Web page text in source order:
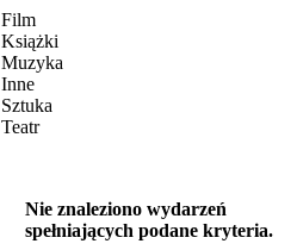
Film
Książki
Muzyka
Inne
Sztuka
Teatr
Nie znaleziono wydarzeń
spełniających podane kryteria.